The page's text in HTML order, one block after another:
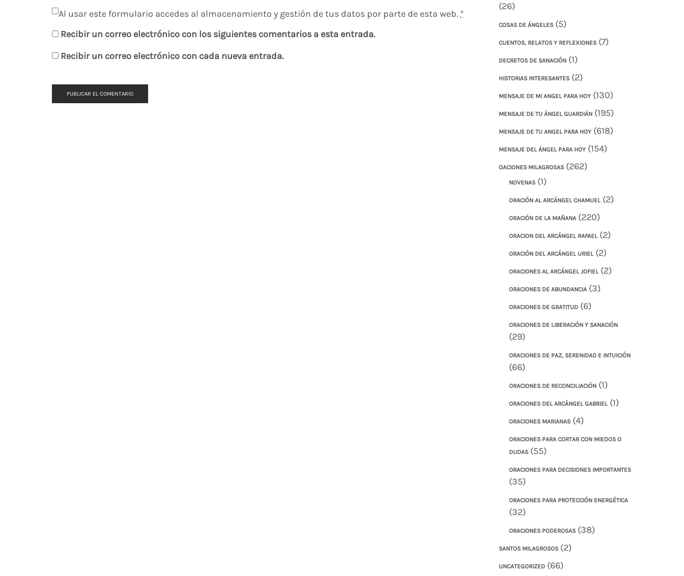
Al usar este formulario accedes al almacenamiento y gestión de tus datos por parte de esta web. *
Recibir un correo electrónico con los siguientes comentarios a esta entrada.
Recibir un correo electrónico con cada nueva entrada.
(26)
COSAS DE ÁNGELES(5)
CUENTOS, RELATOS Y REFLEXIONES(7)
DECRETOS DE SANACIÓN(1)
HISTORIAS INTERESANTES(2)
MENSAJE DE MI ANGEL PARA HOY(130)
MENSAJE DE TU ÁNGEL GUARDIÁN(195)
MENSAJE DE TU ANGEL PARA HOY(618)
MENSAJE DEL ÁNGEL PARA HOY(154)
OACIONES MILAGROSAS(262)
NOVENAS(1)
ORACIÓN AL ARCÁNGEL CHAMUEL(2)
ORACIÓN DE LA MAÑANA(220)
ORACION DEL ARCÁNGEL RAFAEL(2)
ORACIÓN DEL ARCÁNGEL URIEL(2)
ORACIONES AL ARCÁNGEL JOFIEL(2)
ORACIONES DE ABUNDANCIA(3)
ORACIONES DE GRATITUD(6)
ORACIONES DE LIBERACIÓN Y SANACIÓN
(29)
ORACIONES DE PAZ, SERENIDAD E INTUICIÓN
(66)
ORACIONES DE RECONCILIACIÓN(1)
ORACIONES DEL ARCÁNGEL GABRIEL(1)
ORACIONES MARIANAS(4)
ORACIONES PARA CORTAR CON MIEDOS O
DUDAS(55)
ORACIONES PARA DECISIONES IMPORTANTES
(35)
ORACIONES PARA PROTECCIÓN ENERGÉTICA
(32)
ORACIONES PODEROSAS(38)
SANTOS MILAGROSOS(2)
UNCATEGORIZED(66)